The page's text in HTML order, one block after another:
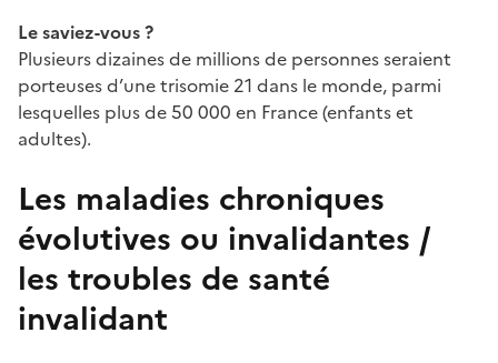
Le saviez-vous ?
Plusieurs dizaines de millions de personnes seraient
porteuses d’une trisomie 21 dans le monde, parmi
lesquelles plus de 50 000 en France (enfants et
adultes).
Les maladies chroniques
évolutives ou invalidantes /
les troubles de santé
invalidant